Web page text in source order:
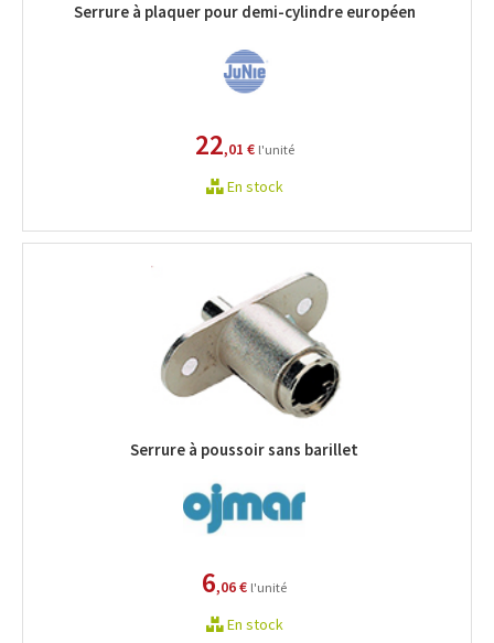
Serrure à plaquer pour demi-cylindre européen
22,01 € l'unité
En stock
Serrure à poussoir sans barillet
6,06 € l'unité
En stock